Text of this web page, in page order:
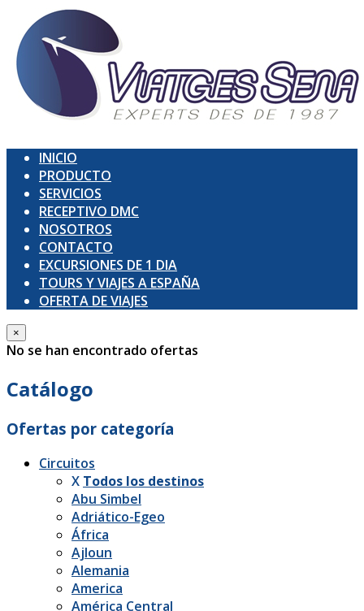
INICIO
PRODUCTO
SERVICIOS
RECEPTIVO DMC
NOSOTROS
CONTACTO
EXCURSIONES DE 1 DIA
TOURS Y VIAJES A ESPAÑA
OFERTA DE VIAJES
×
No se han encontrado ofertas
Catálogo
Ofertas por categoría
Circuitos
X Todos los destinos
Abu Simbel
Adriático-Egeo
África
Ajloun
Alemania
America
América Central